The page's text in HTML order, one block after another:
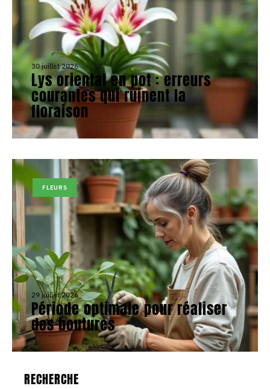
30 juillet 2026
Lys oriental en pot : erreurs
courantes qui ruinent la
floraison
FLEURS
29 juillet 2026
Période optimale pour réaliser
des boutures
RECHERCHE